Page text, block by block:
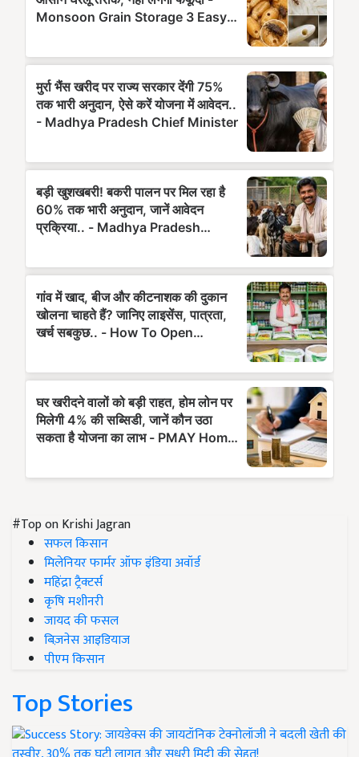
#Top on Krishi Jagran
सफल किसान
मिलेनियर फार्मर ऑफ इंडिया अवॉर्ड
महिंद्रा ट्रैक्टर्स
कृषि मशीनरी
जायद की फसल
बिज़नेस आइडियाज
पीएम किसान
Top Stories